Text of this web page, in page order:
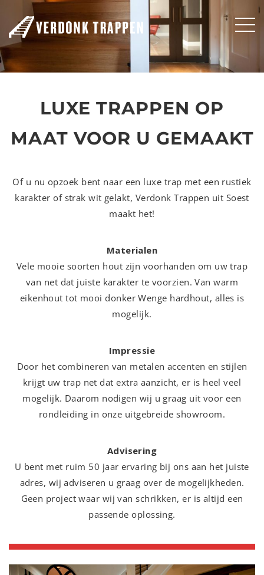
LUXE TRAPPEN OP
MAAT VOOR U GEMAAKT
Of u nu opzoek bent naar een luxe trap met een rustiek
karakter of strak wit gelakt, Verdonk Trappen uit Soest
maakt het!
Materialen
Vele mooie soorten hout zijn voorhanden om uw trap
van net dat juiste karakter te voorzien. Van warm
eikenhout tot mooi donker Wenge hardhout, alles is
mogelijk.
Impressie
Door het combineren van metalen accenten en stijlen
krijgt uw trap net dat extra aanzicht, er is heel veel
mogelijk. Daarom nodigen wij u graag uit voor een
rondleiding in onze uitgebreide showroom.
Advisering
U bent met ruim 50 jaar ervaring bij ons aan het juiste
adres, wij adviseren u graag over de mogelijkheden.
Geen project waar wij van schrikken, er is altijd een
passende oplossing.